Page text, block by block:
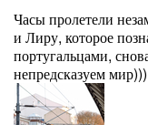
Часы пролетели
и Лиру, которое
португальцами,
непредсказуем